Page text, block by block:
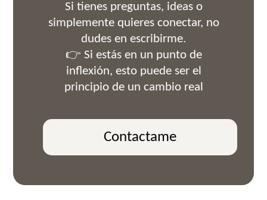
Si tienes preguntas, ideas o
simplemente quieres conectar, no
dudes en escribirme.
👉 Si estás en un punto de
inflexión, esto puede ser el
principio de un cambio real
Contactame